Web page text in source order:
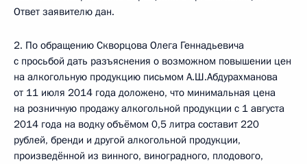
Ответ заявителю дан.
2. По обращению Скворцова Олега Геннадьевича
с просьбой дать разъяснения о возможном повышении цен
на алкогольную продукцию письмом А.Ш.Абдурахманова
от 11 июля 2014 года доложено, что минимальная цена
на розничную продажу алкогольной продукции с 1 августа
2014 года на водку объёмом 0,5 литра составит 220
рублей, бренди и другой алкогольной продукции,
произведённой из винного, виноградного, плодового,